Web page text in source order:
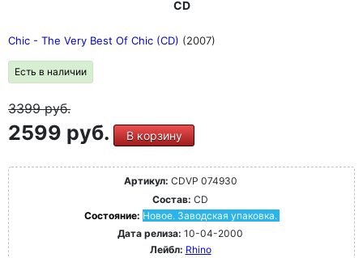
CD
Chic - The Very Best Of Chic (CD) (2007)
Есть в наличии
3399руб.
2599 руб. В корзину
Артикул: CDVP 074930
Состав: CD
Состояние: Новое. Заводская упаковка.
Дата релиза: 10-04-2000
Лейбл: Rhino